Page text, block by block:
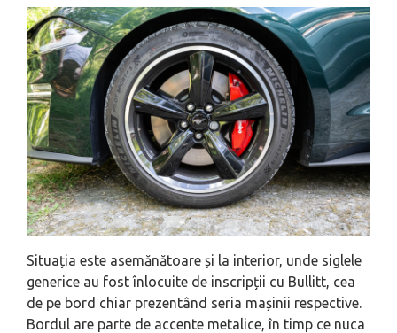
Situația este asemănătoare și la interior, unde siglele
generice au fost înlocuite de inscripții cu Bullitt, cea
de pe bord chiar prezentând seria mașinii respective.
Bordul are parte de accente metalice, în timp ce nuca